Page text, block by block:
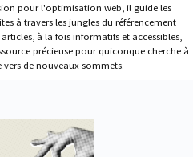
pour l'optimisation web, il guide les
à travers les jungles du référencement
articles, à la fois informatifs et accessibles,
précieuse pour quiconque cherche à
vers de nouveaux sommets.